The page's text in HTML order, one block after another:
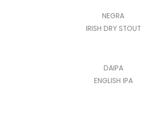
NEGRA
IRISH DRY STOUT
DAIPA
ENGLISH IPA